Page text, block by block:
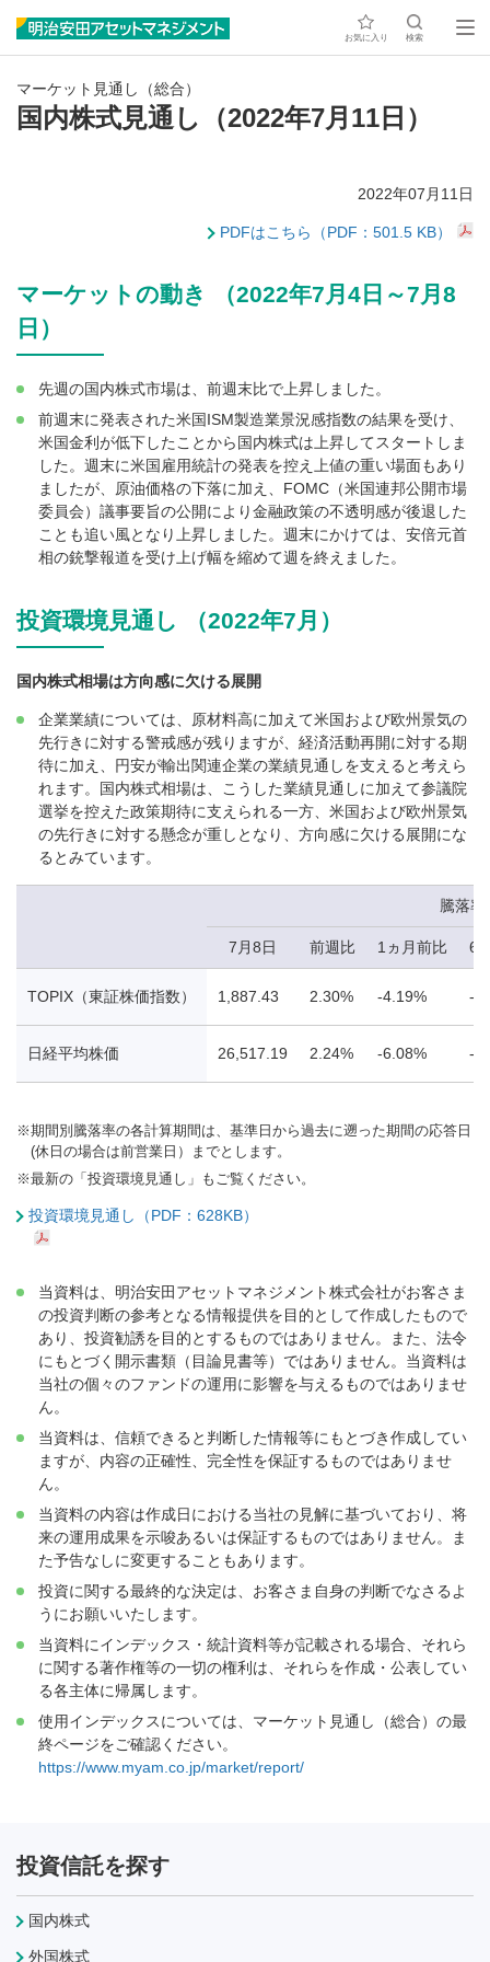
お気に入り 検索
マーケット見通し（総合）
国内株式見通し（2022年7月11日）
2022年07月11日
PDFはこちら（PDF：501.5 KB）
マーケットの動き （2022年7月4日～7月8
日）
先週の国内株式市場は、前週末比で上昇しました。
前週末に発表された米国ISM製造業景況感指数の結果を受け、
米国金利が低下したことから国内株式は上昇してスタートしま
した。週末に米国雇用統計の発表を控え上値の重い場面もあり
ましたが、原油価格の下落に加え、FOMC（米国連邦公開市場
委員会）議事要旨の公開により金融政策の不透明感が後退した
ことも追い風となり上昇しました。週末にかけては、安倍元首
相の銃撃報道を受け上げ幅を縮めて週を終えました。
投資環境見通し （2022年7月）
国内株式相場は方向感に欠ける展開
企業業績については、原材料高に加えて米国および欧州景気の
先行きに対する警戒感が残りますが、経済活動再開に対する期
待に加え、円安が輸出関連企業の業績見通しを支えると考えら
れます。国内株式相場は、こうした業績見通しに加えて参議院
選挙を控えた政策期待に支えられる一方、米国および欧州景気
の先行きに対する懸念が重しとなり、方向感に欠ける展開にな
るとみています。
騰落率
7月8日 前週比 1ヵ月前比 6
TOPIX（東証株価指数） 1,887.43 2.30% -4.19% -
日経平均株価 26,517.19 2.24% -6.08% -
※期間別騰落率の各計算期間は、基準日から過去に遡った期間の応答日
(休日の場合は前営業日）までとします。
※最新の「投資環境見通し」もご覧ください。
投資環境見通し（PDF：628KB）
当資料は、明治安田アセットマネジメント株式会社がお客さま
の投資判断の参考となる情報提供を目的として作成したもので
あり、投資勧誘を目的とするものではありません。また、法令
にもとづく開示書類（目論見書等）ではありません。当資料は
当社の個々のファンドの運用に影響を与えるものではありませ
ん。
当資料は、信頼できると判断した情報等にもとづき作成してい
ますが、内容の正確性、完全性を保証するものではありませ
ん。
当資料の内容は作成日における当社の見解に基づいており、将
来の運用成果を示唆あるいは保証するものではありません。ま
た予告なしに変更することもあります。
投資に関する最終的な決定は、お客さま自身の判断でなさるよ
うにお願いいたします。
当資料にインデックス・統計資料等が記載される場合、それら
に関する著作権等の一切の権利は、それらを作成・公表してい
る各主体に帰属します。
使用インデックスについては、マーケット見通し（総合）の最
終ページをご確認ください。
https://www.myam.co.jp/market/report/
投資信託を探す
国内株式
外国株式